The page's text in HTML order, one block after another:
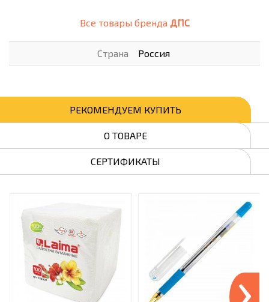
Все товары бренда ДПС
Страна Россия
РЕКОМЕНДУЕМ КУПИТЬ
О ТОВАРЕ
СЕРТИФИКАТЫ
›